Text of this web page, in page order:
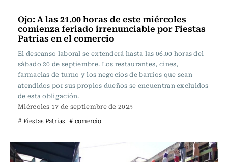
Ojo: A las 21.00 horas de este miércoles
comienza feriado irrenunciable por Fiestas
Patrias en el comercio
El descanso laboral se extenderá hasta las 06.00 horas del
sábado 20 de septiembre. Los restaurantes, cines,
farmacias de turno y los negocios de barrios que sean
atendidos por sus propios dueños se encuentran excluidos
de esta obligación.
Miércoles 17 de septiembre de 2025
# Fiestas Patrias # comercio